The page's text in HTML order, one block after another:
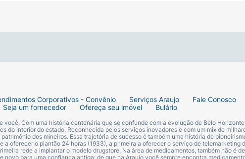
Corporativos - Convênio Serviços Araujo
Fale Conosco
Seja um fornecedor Ofereça seu imóvel Bulário
você. Com uma história centenária que se confunde com a evolução de Belo
do interior do estado. Reconhecida pelos serviços inovadores e com um mix de
dos mineiros. Essa trajetória de sucesso é também uma história de
oferecer o plantão 24 horas (1933), a primeira a oferecer o serviço de telemarketing
rede a implantar o modelo drugstore. Na área de medicamentos, também não é
novo para uma confiança antiga: de que na Araujo você sempre encontra